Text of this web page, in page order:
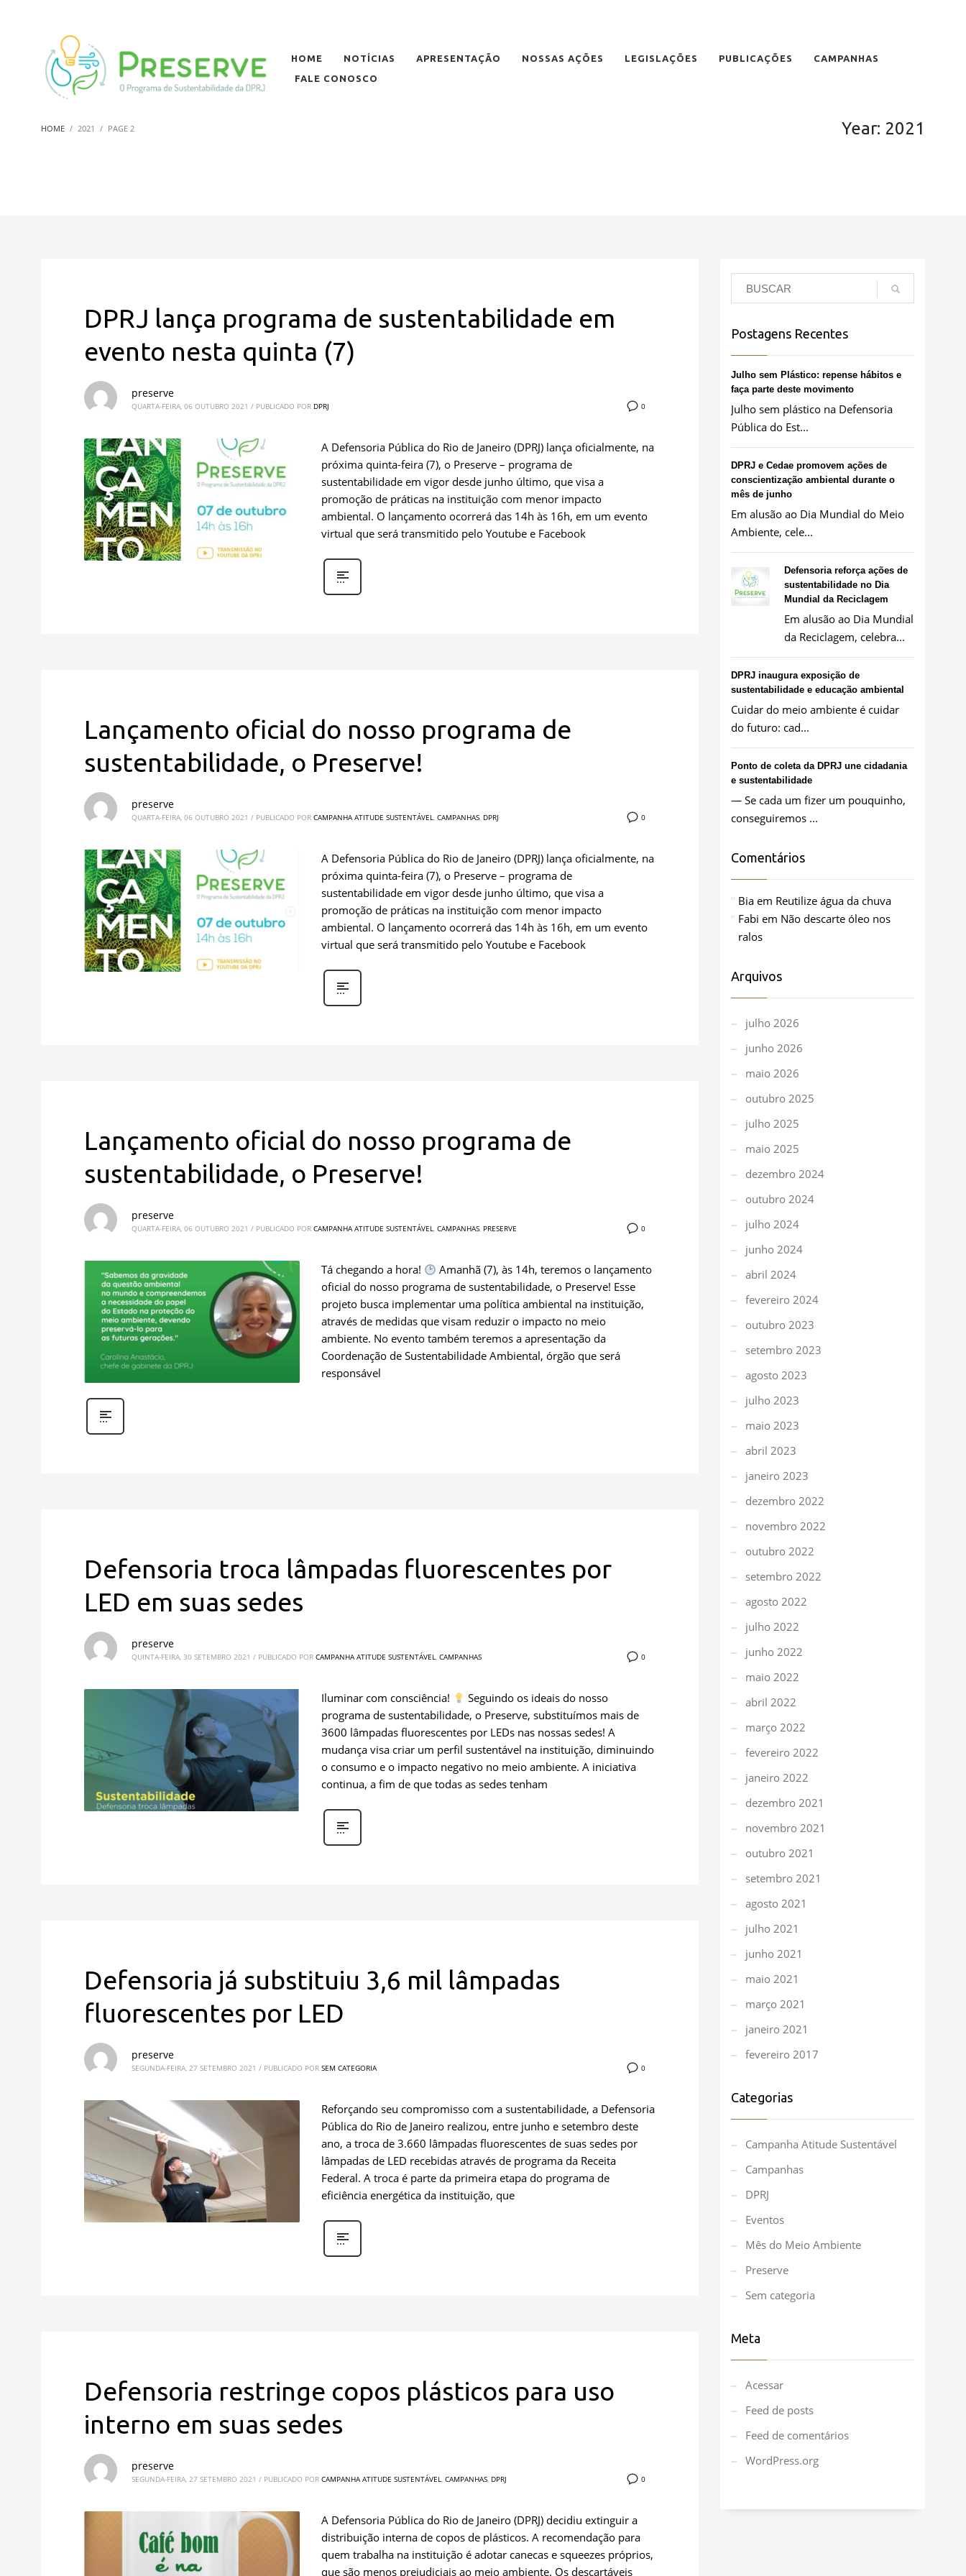
HOME NOTÍCIAS APRESENTAÇÃO NOSSAS AÇÕES LEGISLAÇÕES PUBLICAÇÕES
CAMPANHAS
FALE CONOSCO
HOME 2021 PAGE 2 Year: 2021
DPRJ lança programa de sustentabilidade em
evento nesta quinta (7)
0
preserve
QUARTA-FEIRA, 06 OUTUBRO 2021 / PUBLICADO POR DPRJ
A Defensoria Pública do Rio de Janeiro (DPRJ) lança oficialmente, na
próxima quinta-feira (7), o Preserve – programa de
sustentabilidade em vigor desde junho último, que visa a
promoção de práticas na instituição com menor impacto
ambiental. O lançamento ocorrerá das 14h às 16h, em um evento
virtual que será transmitido pelo Youtube e Facebook
Lançamento oficial do nosso programa de
sustentabilidade, o Preserve!
0
preserve
QUARTA-FEIRA, 06 OUTUBRO 2021 / PUBLICADO POR CAMPANHA ATITUDE SUSTENTÁVEL, CAMPANHAS, DPRJ
A Defensoria Pública do Rio de Janeiro (DPRJ) lança oficialmente, na
próxima quinta-feira (7), o Preserve – programa de
sustentabilidade em vigor desde junho último, que visa a
promoção de práticas na instituição com menor impacto
ambiental. O lançamento ocorrerá das 14h às 16h, em um evento
virtual que será transmitido pelo Youtube e Facebook
Lançamento oficial do nosso programa de
sustentabilidade, o Preserve!
0
preserve
QUARTA-FEIRA, 06 OUTUBRO 2021 / PUBLICADO POR CAMPANHA ATITUDE SUSTENTÁVEL, CAMPANHAS, PRESERVE
Tá chegando a hora!
Amanhã (7), às 14h, teremos o lançamento
oficial do nosso programa de sustentabilidade, o Preserve! Esse
projeto busca implementar uma política ambiental na instituição,
através de medidas que visam reduzir o impacto no meio
ambiente. No evento também teremos a apresentação da
Coordenação de Sustentabilidade Ambiental, órgão que será
responsável
Defensoria troca lâmpadas fluorescentes por
LED em suas sedes
0
preserve
QUINTA-FEIRA, 30 SETEMBRO 2021 / PUBLICADO POR CAMPANHA ATITUDE SUSTENTÁVEL, CAMPANHAS
Iluminar com consciência!
Seguindo os ideais do nosso
programa de sustentabilidade, o Preserve, substituímos mais de
3600 lâmpadas fluorescentes por LEDs nas nossas sedes! A
mudança visa criar um perfil sustentável na instituição, diminuindo
o consumo e o impacto negativo no meio ambiente. A iniciativa
continua, a fim de que todas as sedes tenham
Defensoria já substituiu 3,6 mil lâmpadas
fluorescentes por LED
0
preserve
SEGUNDA-FEIRA, 27 SETEMBRO 2021 / PUBLICADO POR SEM CATEGORIA
Reforçando seu compromisso com a sustentabilidade, a Defensoria
Pública do Rio de Janeiro realizou, entre junho e setembro deste
ano, a troca de 3.660 lâmpadas fluorescentes de suas sedes por
lâmpadas de LED recebidas através de programa da Receita
Federal. A troca é parte da primeira etapa do programa de
eficiência energética da instituição, que
Defensoria restringe copos plásticos para uso
interno em suas sedes
0
preserve
SEGUNDA-FEIRA, 27 SETEMBRO 2021 / PUBLICADO POR CAMPANHA ATITUDE SUSTENTÁVEL, CAMPANHAS, DPRJ
A Defensoria Pública do Rio de Janeiro (DPRJ) decidiu extinguir a
distribuição interna de copos de plásticos. A recomendação para
quem trabalha na instituição é adotar canecas e squeezes próprios,
que são menos prejudiciais ao meio ambiente. Os descartáveis
Postagens Recentes
Julho sem Plástico: repense hábitos e
faça parte deste movimento
Julho sem plástico na Defensoria
Pública do Est...
DPRJ e Cedae promovem ações de
conscientização ambiental durante o
mês de junho
Em alusão ao Dia Mundial do Meio
Ambiente, cele...
Defensoria reforça ações de
sustentabilidade no Dia
Mundial da Reciclagem
Em alusão ao Dia Mundial
da Reciclagem, celebra...
DPRJ inaugura exposição de
sustentabilidade e educação ambiental
Cuidar do meio ambiente é cuidar
do futuro: cad...
Ponto de coleta da DPRJ une cidadania
e sustentabilidade
— Se cada um fizer um pouquinho,
conseguiremos ...
Comentários
Bia em Reutilize água da chuva
Fabi em Não descarte óleo nos
ralos
Arquivos
julho 2026
junho 2026
maio 2026
outubro 2025
julho 2025
maio 2025
dezembro 2024
outubro 2024
julho 2024
junho 2024
abril 2024
fevereiro 2024
outubro 2023
setembro 2023
agosto 2023
julho 2023
maio 2023
abril 2023
janeiro 2023
dezembro 2022
novembro 2022
outubro 2022
setembro 2022
agosto 2022
julho 2022
junho 2022
maio 2022
abril 2022
março 2022
fevereiro 2022
janeiro 2022
dezembro 2021
novembro 2021
outubro 2021
setembro 2021
agosto 2021
julho 2021
junho 2021
maio 2021
março 2021
janeiro 2021
fevereiro 2017
Categorias
Campanha Atitude Sustentável
Campanhas
DPRJ
Eventos
Mês do Meio Ambiente
Preserve
Sem categoria
Meta
Acessar
Feed de posts
Feed de comentários
WordPress.org